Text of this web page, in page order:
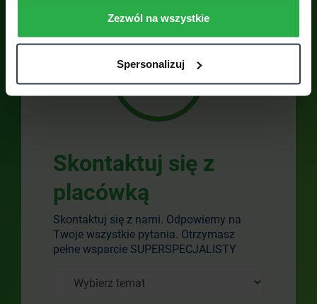
Zezwól na wszystkie
Spersonalizuj
ZOBACZ WSZYSTKIE OPINIE
Skontaktuj się z
placówką
Skontaktuj się z nami. Odpowiemy na
Twoje wszystkie pytania. Otrzymasz
pełne wsparcie SUPERSPECJALISTY